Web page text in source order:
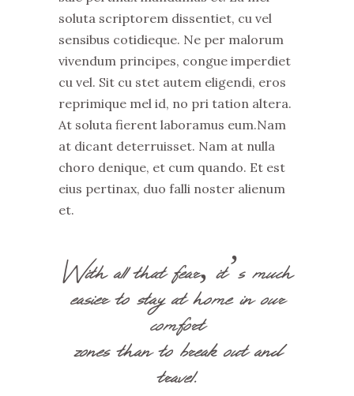
soluta scriptorem dissentiet, cu vel
sensibus cotidieque. Ne per malorum
vivendum principes, congue imperdiet
cu vel. Sit cu stet autem eligendi, eros
reprimique mel id, no pri tation altera.
At soluta fierent laboramus eum.Nam
at dicant deterruisset. Nam at nulla
choro denique, et cum quando. Et est
eius pertinax, duo falli noster alienum
et.
With all that fear, it’s much
easier to stay at home in our
comfort
zones than to break out and
travel.